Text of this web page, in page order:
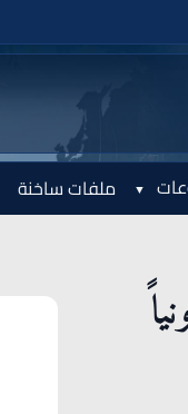
ملفات ساخنة